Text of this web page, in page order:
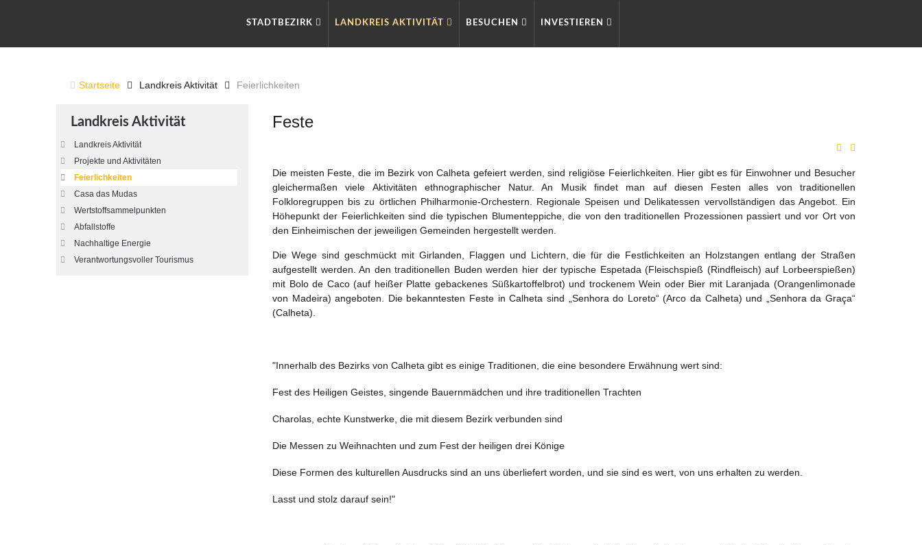
STADTBEZIRK LANDKREIS AKTIVITÄT BESUCHEN INVESTIEREN
Startseite Landkreis Aktivität Feierlichkeiten
Feste
Die meisten Feste, die im Bezirk von Calheta gefeiert werden, sind religiöse Feierlichkeiten. Hier gibt es für Einwohner und Besucher
gleichermaßen viele Aktivitäten ethnographischer Natur. An Musik findet man auf diesen Festen alles von traditionellen
Folkloregruppen bis zu örtlichen Philharmonie-Orchestern. Regionale Speisen und Delikatessen vervollständigen das Angebot. Ein
Höhepunkt der Feierlichkeiten sind die typischen Blumenteppiche, die von den traditionellen Prozessionen passiert und vor Ort von
den Einheimischen der jeweiligen Gemeinden hergestellt werden.
Die Wege sind geschmückt mit Girlanden, Flaggen und Lichtern, die für die Festlichkeiten an Holzstangen entlang der Straßen
aufgestellt werden. An den traditionellen Buden werden hier der typische Espetada (Fleischspieß (Rindfleisch) auf Lorbeerspießen)
mit Bolo de Caco (auf heißer Platte gebackenes Süßkartoffelbrot) und trockenem Wein oder Bier mit Laranjada (Orangenlimonade
von Madeira) angeboten. Die bekanntesten Feste in Calheta sind „Senhora do Loreto“ (Arco da Calheta) und „Senhora da Graça“
(Calheta).
"Innerhalb des Bezirks von Calheta gibt es einige Traditionen, die eine besondere Erwähnung wert sind:
Fest des Heiligen Geistes, singende Bauernmädchen und ihre traditionellen Trachten
Charolas, echte Kunstwerke, die mit diesem Bezirk verbunden sind
Die Messen zu Weihnachten und zum Fest der heiligen drei Könige
Diese Formen des kulturellen Ausdrucks sind an uns überliefert worden, und sie sind es wert, von uns erhalten zu werden.
Lasst und stolz darauf sein!"
Landkreis Aktivität
Landkreis Aktivität
Projekte und Aktivitäten
Feierlichkeiten
Casa das Mudas
Wertstoffsammelpunkten
Abfallstoffe
Nachhaltige Energie
Verantwortungsvoller Tourismus